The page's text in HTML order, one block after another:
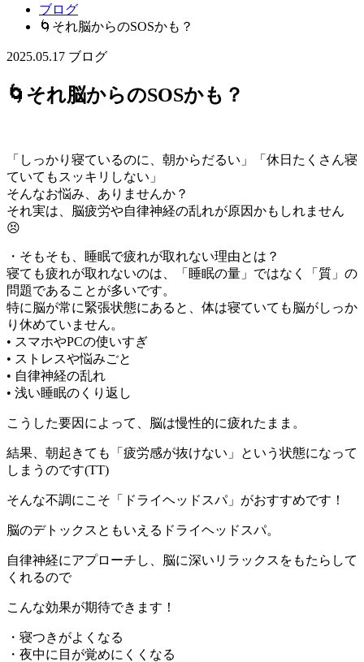
ブログ
🌀それ脳からのSOSかも？
2025.05.17 ブログ
🌀それ脳からのSOSかも？
「しっかり寝ているのに、朝からだるい」「休日たくさん寝
ていてもスッキリしない」
そんなお悩み、ありませんか？
それ実は、脳疲労や自律神経の乱れが原因かもしれません
😣
・そもそも、睡眠で疲れが取れない理由とは？
寝ても疲れが取れないのは、「睡眠の量」ではなく「質」の
問題であることが多いです。
特に脳が常に緊張状態にあると、体は寝ていても脳がしっか
り休めていません。
• スマホやPCの使いすぎ
• ストレスや悩みごと
• 自律神経の乱れ
• 浅い睡眠のくり返し
こうした要因によって、脳は慢性的に疲れたまま。
結果、朝起きても「疲労感が抜けない」という状態になって
しまうのです(TT)
そんな不調にこそ「ドライヘッドスパ」がおすすめです！
脳のデトックスともいえるドライヘッドスパ。
自律神経にアプローチし、脳に深いリラックスをもたらして
くれるので
こんな効果が期待できます！
・寝つきがよくなる
・夜中に目が覚めにくくなる